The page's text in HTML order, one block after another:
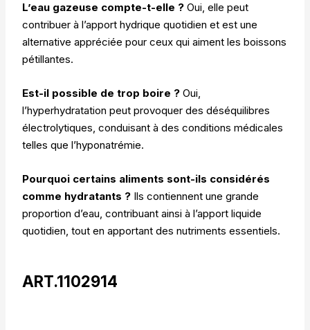
L’eau gazeuse compte-t-elle ? Oui, elle peut
contribuer à l’apport hydrique quotidien et est une
alternative appréciée pour ceux qui aiment les boissons
pétillantes.
Est-il possible de trop boire ? Oui,
l’hyperhydratation peut provoquer des déséquilibres
électrolytiques, conduisant à des conditions médicales
telles que l’hyponatrémie.
Pourquoi certains aliments sont-ils considérés
comme hydratants ? Ils contiennent une grande
proportion d’eau, contribuant ainsi à l’apport liquide
quotidien, tout en apportant des nutriments essentiels.
ART.1102914